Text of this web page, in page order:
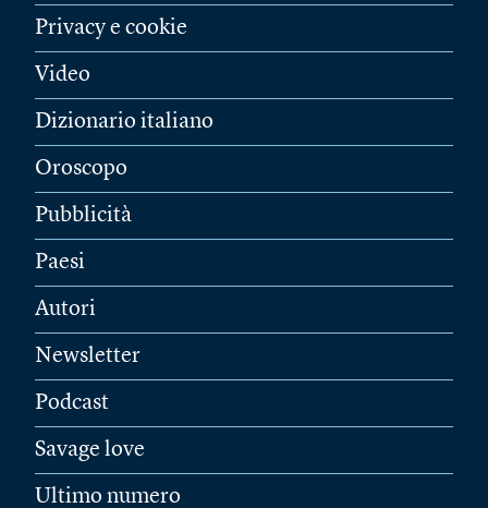
Privacy e cookie
Video
Dizionario italiano
Oroscopo
Pubblicità
Paesi
Autori
Newsletter
Podcast
Savage love
Ultimo numero